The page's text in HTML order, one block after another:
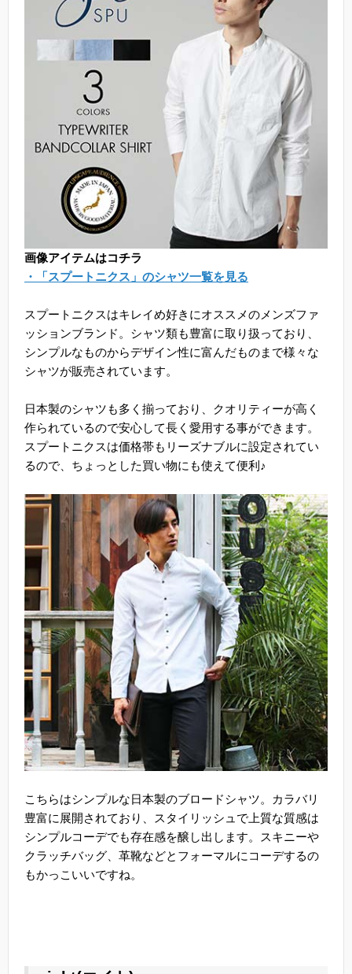
画像アイテムはコチラ
・「スプートニクス」のシャツ一覧を見る
スプートニクスはキレイめ好きにオススメのメンズファ
ッションブランド。シャツ類も豊富に取り扱っており、
シンプルなものからデザイン性に富んだものまで様々な
シャツが販売されています。
日本製のシャツも多く揃っており、クオリティーが高く
作られているので安心して長く愛用する事ができます。
スプートニクスは価格帯もリーズナブルに設定されてい
るので、ちょっとした買い物にも使えて便利♪
こちらはシンプルな日本製のブロードシャツ。カラバリ
豊富に展開されており、スタイリッシュで上質な質感は
シンプルコーデでも存在感を醸し出します。スキニーや
クラッチバッグ、革靴などとフォーマルにコーデするの
もかっこいいですね。